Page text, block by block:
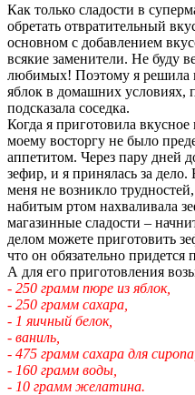
Как только сладости в
обретать отвратительный
основном с добавлением
всякие заменители. Не буду
любимых! Поэтому я решила
яблок в домашних условиях,
подсказала соседка.
Когда я приготовила
моему восторгу не было
аппетитом. Через пару дней
зефир, и я принялась за
меня не возникло
набитым ртом нахваливала
магазинные сладости –
делом можете приготовить
что он обязательно
А для его приготовления
- 250 грамм пюре из яблок,
- 250 грамм сахара,
- 1 яичный белок,
- ваниль,
- 475 грамм сахара для сиропа,
- 160 грамм воды,
- 10 грамм желатина.